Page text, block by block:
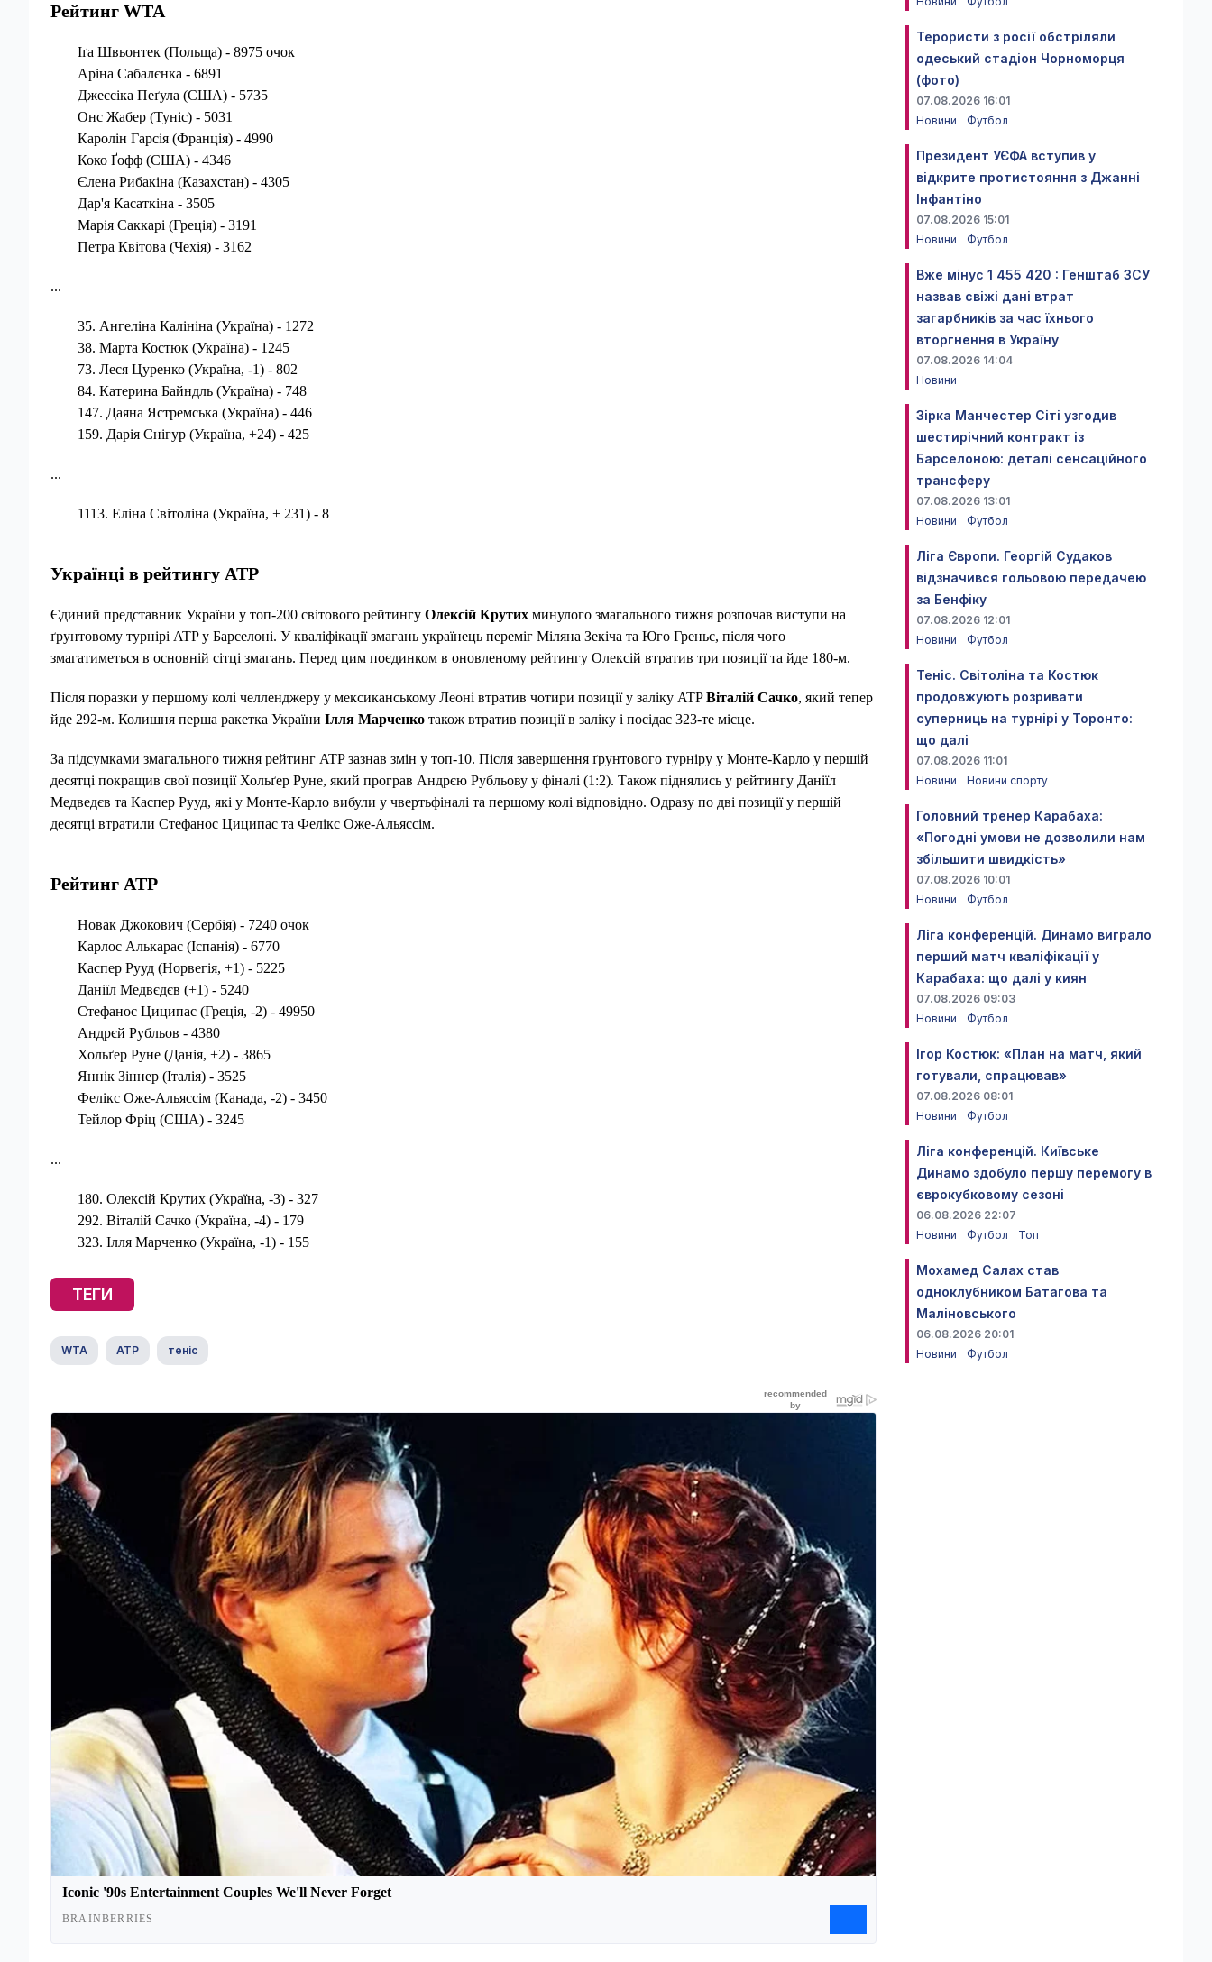
Рейтинг WTA
Іґа Швьонтек (Польща) - 8975 очок
Аріна Сабалєнка - 6891
Джессіка Пеґула (США) - 5735
Онс Жабер (Туніс) - 5031
Каролін Гарсія (Франція) - 4990
Коко Ґофф (США) - 4346
Єлена Рибакіна (Казахстан) - 4305
Дар'я Касаткіна - 3505
Марія Саккарі (Греція) - 3191
Петра Квітова (Чехія) - 3162
...
35. Ангеліна Калініна (Україна) - 1272
38. Марта Костюк (Україна) - 1245
73. Леся Цуренко (Україна, -1) - 802
84. Катерина Байндль (Україна) - 748
147. Даяна Ястремська (Україна) - 446
159. Дарія Снігур (Україна, +24) - 425
...
1113. Еліна Світоліна (Україна, + 231) - 8
Українці в рейтингу ATP
Єдиний представник України у топ-200 світового рейтингу Олексій Крутих минулого змагального тижня розпочав виступи на
ґрунтовому турнірі ATP у Барселоні. У кваліфікації змагань українець переміг Міляна Зекіча та Юго Греньє, після чого
змагатиметься в основній сітці змагань. Перед цим поєдинком в оновленому рейтингу Олексій втратив три позиції та йде 180-м.
Після поразки у першому колі челленджеру у мексиканському Леоні втратив чотири позиції у заліку ATPВіталій Сачко, який тепер
йде 292-м. Колишня перша ракетка України Ілля Марченко також втратив позиції в заліку і посідає 323-те місце.
За підсумками змагального тижня рейтинг ATP зазнав змін у топ-10. Після завершення ґрунтового турніру у Монте-Карло у першій
десятці покращив свої позиції Хольґер Руне, який програв Андрєю Рубльову у фіналі (1:2). Також піднялись у рейтингу Даніїл
Медведєв та Каспер Рууд, які у Монте-Карло вибули у чвертьфіналі та першому колі відповідно. Одразу по дві позиції у першій
десятці втратили Стефанос Циципас та Фелікс Оже-Альяссім.
Рейтинг ATP
Новак Джокович (Сербія) - 7240 очок
Карлос Алькарас (Іспанія) - 6770
Каспер Рууд (Норвегія, +1) - 5225
Даніїл Медвєдєв (+1) - 5240
Стефанос Циципас (Греція, -2) - 49950
Андрєй Рубльов - 4380
Хольґер Руне (Данія, +2) - 3865
Яннік Зіннер (Італія) - 3525
Фелікс Оже-Альяссім (Канада, -2) - 3450
Тейлор Фріц (США) - 3245
...
180. Олексій Крутих (Україна, -3) - 327
292. Віталій Сачко (Україна, -4) - 179
323. Ілля Марченко (Україна, -1) - 155
ТЕГИ
WTA ATP теніс
Терористи з росії обстріляли
одеський стадіон Чорноморця
(фото)
07.08.2026 16:01
Новини
Футбол
Президент УЄФА вступив у
відкрите протистояння з Джанні
Інфантіно
07.08.2026 15:01
Новини
Футбол
Вже мінус 1 455 420 : Генштаб ЗСУ
назвав свіжі дані втрат
загарбників за час їхнього
вторгнення в Україну
07.08.2026 14:04
Новини
Зірка Манчестер Сіті узгодив
шестирічний контракт із
Барселоною: деталі сенсаційного
трансферу
07.08.2026 13:01
Новини
Футбол
Ліга Європи. Георгій Судаков
відзначився гольовою передачею
за Бенфіку
07.08.2026 12:01
Новини
Футбол
Теніс. Світоліна та Костюк
продовжують розривати
суперниць на турнірі у Торонто:
що далі
07.08.2026 11:01
Новини
Новини спорту
Головний тренер Карабаха:
«Погодні умови не дозволили нам
збільшити швидкість»
07.08.2026 10:01
Новини
Футбол
Ліга конференцій. Динамо виграло
перший матч кваліфікації у
Карабаха: що далі у киян
07.08.2026 09:03
Новини
Футбол
Ігор Костюк: «План на матч, який
готували, спрацював»
07.08.2026 08:01
Новини
Футбол
Ліга конференцій. Київське
Динамо здобуло першу перемогу в
єврокубковому сезоні
06.08.2026 22:07
Новини
Футбол Топ
Мохамед Салах став
одноклубником Батагова та
Маліновського
06.08.2026 20:01
Новини
Футбол